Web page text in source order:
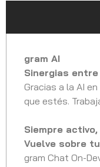
gram AI
Sinergias
Gracias a la AI
que estés.
Siempre
Vuelve sobre
gram Chat On-